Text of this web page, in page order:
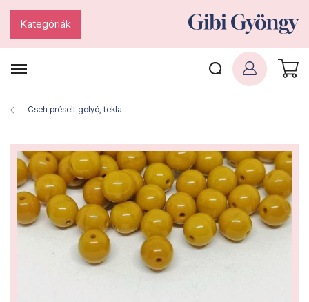
Kategóriák
Cseh préselt golyó, tekla